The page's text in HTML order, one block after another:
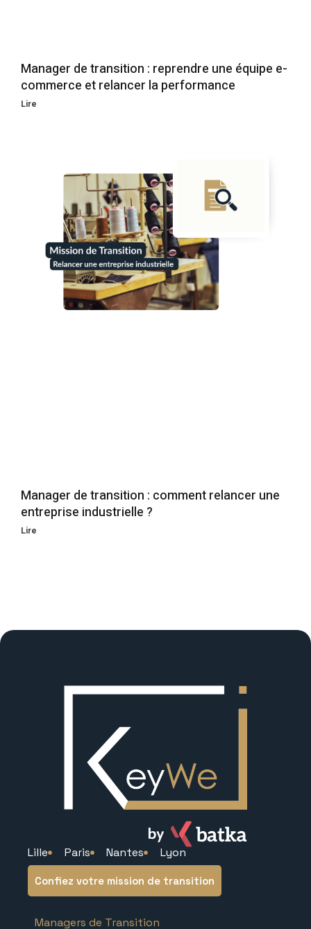
Manager de transition : reprendre une équipe e-
commerce et relancer la performance
Lire
Manager de transition : comment relancer une
entreprise industrielle ?
Lire
Lille Paris Nantes Lyon
Confiez votre mission de transition
Managers de Transition